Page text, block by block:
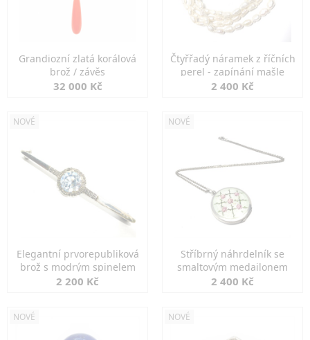
Grandiozní zlatá korálová
brož / závěs
32 000 Kč
Čtyřřadý náramek z říčních
perel - zapínání mašle
2 400 Kč
NOVÉ
Elegantní prvorepubliková
brož s modrým spinelem
2 200 Kč
NOVÉ
Stříbrný náhrdelník se
smaltovým medailonem
2 400 Kč
NOVÉ NOVÉ